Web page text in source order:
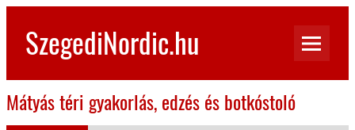
Skip
contentSzegediNordic.hu
Mátyás téri gyakorlás, edzés és botkóstoló